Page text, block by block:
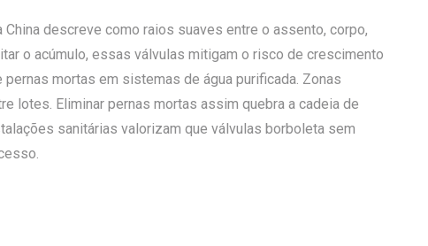
descreve como raios suaves entre o assento, corpo,
o acúmulo, essas válvulas mitigam o risco de crescimento
mortas em sistemas de água purificada. Zonas
lotes. Eliminar pernas mortas assim quebra a cadeia de
sanitárias valorizam que válvulas borboleta sem